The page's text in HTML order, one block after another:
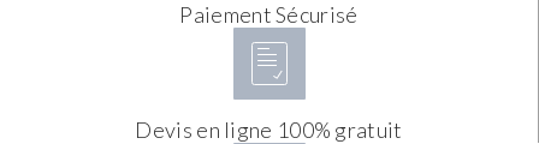
Paiement Sécurisé
Devis en ligne 100% gratuit